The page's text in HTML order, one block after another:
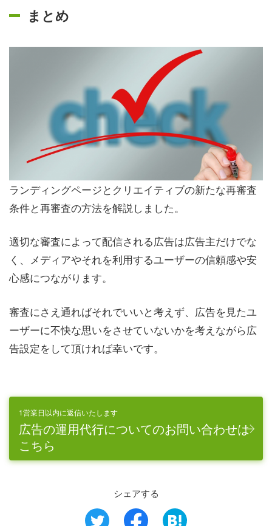
まとめ
ランディングページとクリエイティブの新たな再審査
条件と再審査の方法を解説しました。
適切な審査によって配信される広告は広告主だけでな
く、メディアやそれを利用するユーザーの信頼感や安
心感につながります。
審査にさえ通ればそれでいいと考えず、広告を見たユ
ーザーに不快な思いをさせていないかを考えながら広
告設定をして頂ければ幸いです。
1営業日以内に返信いたします
広告の運用代行についてのお問い合わせは
こちら
シェアする